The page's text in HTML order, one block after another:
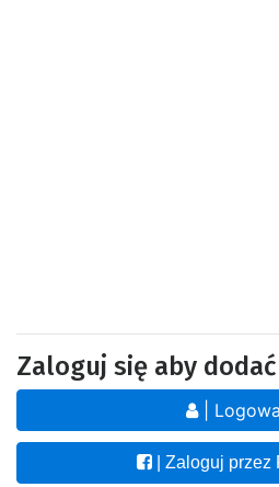
Zaloguj się aby
|
| Zaloguj przez